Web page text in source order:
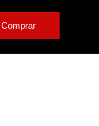
Comprar